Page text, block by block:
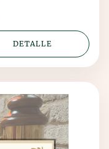
DETALLE